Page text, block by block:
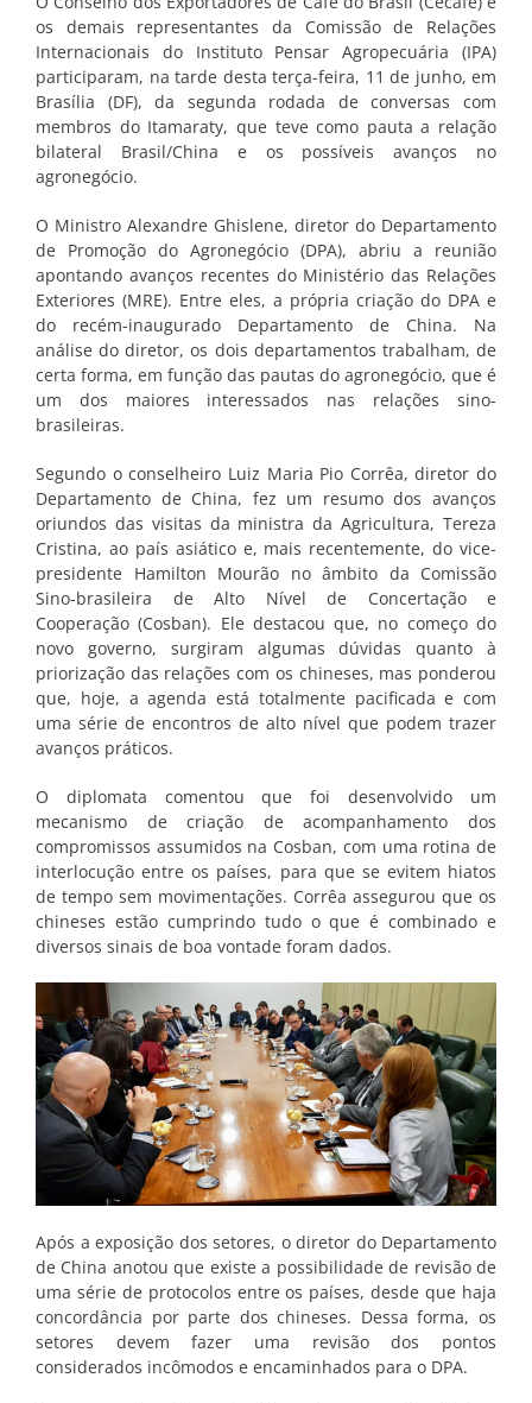
os demais representantes da Comissão de Relações
Internacionais do Instituto Pensar Agropecuária (IPA)
participaram, na tarde desta terça-feira, 11 de junho, em
Brasília (DF), da segunda rodada de conversas com
membros do Itamaraty, que teve como pauta a relação
bilateral Brasil/China e os possíveis avanços no
agronegócio.
O Ministro Alexandre Ghislene, diretor do Departamento
de Promoção do Agronegócio (DPA), abriu a reunião
apontando avanços recentes do Ministério das Relações
Exteriores (MRE). Entre eles, a própria criação do DPA e
do recém-inaugurado Departamento de China. Na
análise do diretor, os dois departamentos trabalham, de
certa forma, em função das pautas do agronegócio, que é
um dos maiores interessados nas relações sino-
brasileiras.
Segundo o conselheiro Luiz Maria Pio Corrêa, diretor do
Departamento de China, fez um resumo dos avanços
oriundos das visitas da ministra da Agricultura, Tereza
Cristina, ao país asiático e, mais recentemente, do vice-
presidente Hamilton Mourão no âmbito da Comissão
Sino-brasileira de Alto Nível de Concertação e
Cooperação (Cosban). Ele destacou que, no começo do
novo governo, surgiram algumas dúvidas quanto à
priorização das relações com os chineses, mas ponderou
que, hoje, a agenda está totalmente pacificada e com
uma série de encontros de alto nível que podem trazer
avanços práticos.
O diplomata comentou que foi desenvolvido um
mecanismo de criação de acompanhamento dos
compromissos assumidos na Cosban, com uma rotina de
interlocução entre os países, para que se evitem hiatos
de tempo sem movimentações. Corrêa assegurou que os
chineses estão cumprindo tudo o que é combinado e
diversos sinais de boa vontade foram dados.
Após a exposição dos setores, o diretor do Departamento
de China anotou que existe a possibilidade de revisão de
uma série de protocolos entre os países, desde que haja
concordância por parte dos chineses. Dessa forma, os
setores devem fazer uma revisão dos pontos
considerados incômodos e encaminhados para o DPA.